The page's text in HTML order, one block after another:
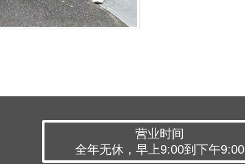
营业时间
全年无休，早上9:00到下午9:00